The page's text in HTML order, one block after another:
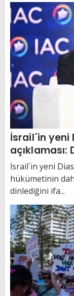
İsrail´in yeni
açıklaması:
İsrail´in yeni
hükümetinin
dinlediğini ifa...